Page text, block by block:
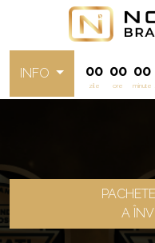
INFO 00
zile
00
ore
00
minute
A